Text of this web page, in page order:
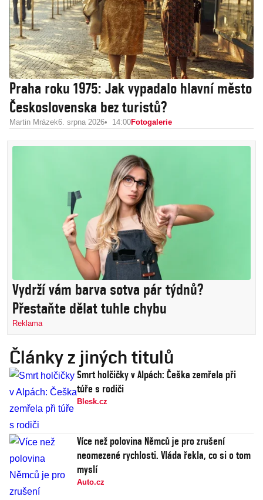
Praha roku 1975: Jak vypadalo hlavní město
Československa bez turistů?
Martin Mrázek6. srpna 2026 14:00Fotogalerie
Vydrží vám barva sotva pár týdnů?
Přestaňte dělat tuhle chybu
Reklama
Články z jiných titulů
Smrt holčičky v Alpách: Češka zemřela při
túře s rodiči
Blesk.cz
Více než polovina Němců je pro zrušení
neomezené rychlosti. Vláda řekla, co si o tom
myslí
Auto.cz